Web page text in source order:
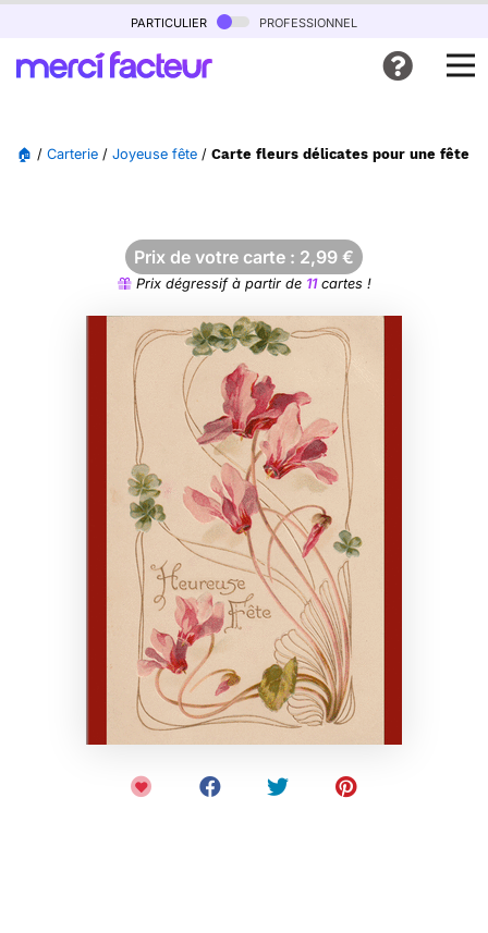
particulier professionnel
🏠 / Carterie / Joyeuse fête / Carte fleurs délicates pour une fête
Prix de votre carte : 2,99 €
Prix dégressif à partir de 11cartes !